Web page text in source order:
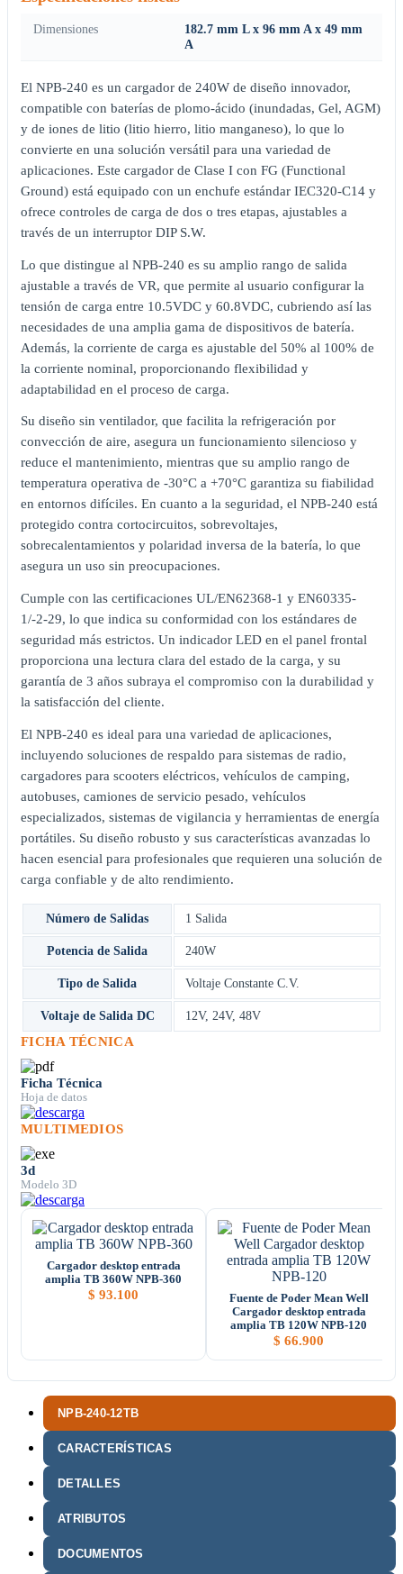
NPB-240-12TB
CARACTERÍSTICAS
DETALLES
ATRIBUTOS
DOCUMENTOS
Dimensiones
182.7 mm L x 96 mm A x 49 mm
A
El NPB-240 es un cargador de 240W de diseño innovador,
compatible con baterías de plomo-ácido (inundadas, Gel, AGM)
y de iones de litio (litio hierro, litio manganeso), lo que lo
convierte en una solución versátil para una variedad de
aplicaciones. Este cargador de Clase I con FG (Functional
Ground) está equipado con un enchufe estándar IEC320-C14 y
ofrece controles de carga de dos o tres etapas, ajustables a
través de un interruptor DIP S.W.
Lo que distingue al NPB-240 es su amplio rango de salida
ajustable a través de VR, que permite al usuario configurar la
tensión de carga entre 10.5VDC y 60.8VDC, cubriendo así las
necesidades de una amplia gama de dispositivos de batería.
Además, la corriente de carga es ajustable del 50% al 100% de
la corriente nominal, proporcionando flexibilidad y
adaptabilidad en el proceso de carga.
Su diseño sin ventilador, que facilita la refrigeración por
convección de aire, asegura un funcionamiento silencioso y
reduce el mantenimiento, mientras que su amplio rango de
temperatura operativa de -30°C a +70°C garantiza su fiabilidad
en entornos difíciles. En cuanto a la seguridad, el NPB-240 está
protegido contra cortocircuitos, sobrevoltajes,
sobrecalentamientos y polaridad inversa de la batería, lo que
asegura un uso sin preocupaciones.
Cumple con las certificaciones UL/EN62368-1 y EN60335-
1/-2-29, lo que indica su conformidad con los estándares de
seguridad más estrictos. Un indicador LED en el panel frontal
proporciona una lectura clara del estado de la carga, y su
garantía de 3 años subraya el compromiso con la durabilidad y
la satisfacción del cliente.
El NPB-240 es ideal para una variedad de aplicaciones,
incluyendo soluciones de respaldo para sistemas de radio,
cargadores para scooters eléctricos, vehículos de camping,
autobuses, camiones de servicio pesado, vehículos
especializados, sistemas de vigilancia y herramientas de energía
portátiles. Su diseño robusto y sus características avanzadas lo
hacen esencial para profesionales que requieren una solución de
carga confiable y de alto rendimiento.
Número de Salidas 1 Salida
Potencia de Salida 240W
Tipo de Salida Voltaje Constante C.V.
Voltaje de Salida DC 12V, 24V, 48V
FICHA TÉCNICA
Ficha Técnica
Hoja de datos
MULTIMEDIOS
3d
Modelo 3D
Cargador desktop entrada
amplia TB 360W NPB-360
$ 93.100
Fuente de Poder Mean Well
Cargador desktop entrada
amplia TB 120W NPB-120
$ 66.900